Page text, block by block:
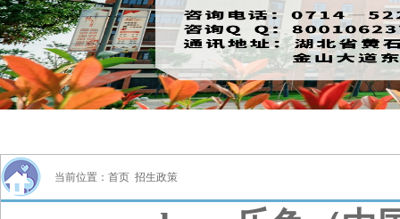
当前位置： 首页 招生政策